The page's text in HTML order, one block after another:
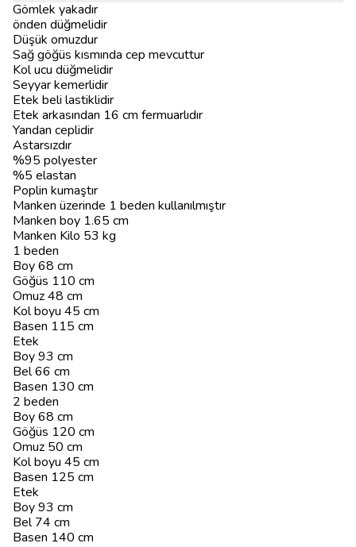
Gömlek yakadır
önden düğmelidir
Düşük omuzdur
Sağ göğüs kısmında cep mevcuttur
Kol ucu düğmelidir
Seyyar kemerlidir
Etek beli lastiklidir
Etek arkasından 16 cm fermuarlıdır
Yandan ceplidir
Astarsızdır
%95 polyester
%5 elastan
Poplin kumaştır
Manken üzerinde 1 beden kullanılmıştır
Manken boy 1.65 cm
Manken Kilo 53 kg
1 beden
Boy 68 cm
Göğüs 110 cm
Omuz 48 cm
Kol boyu 45 cm
Basen 115 cm
Etek
Boy 93 cm
Bel 66 cm
Basen 130 cm
2 beden
Boy 68 cm
Göğüs 120 cm
Omuz 50 cm
Kol boyu 45 cm
Basen 125 cm
Etek
Boy 93 cm
Bel 74 cm
Basen 140 cm